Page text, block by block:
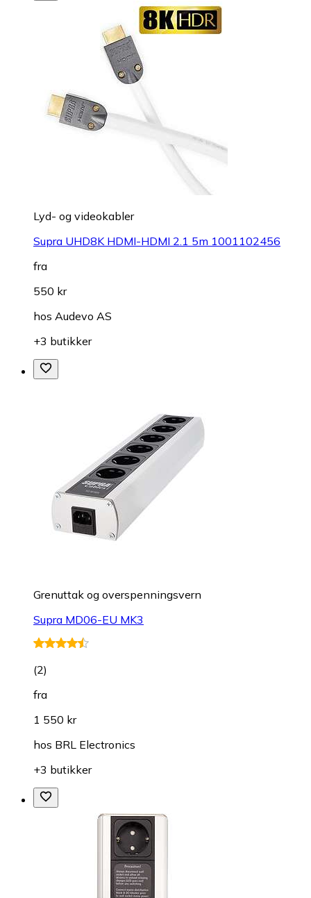
Lyd- og videokabler
Supra UHD8K HDMI-HDMI 2.1 5m 1001102456
fra
550 kr
hos Audevo AS
+3 butikker
Grenuttak og overspenningsvern
Supra MD06-EU MK3
(2)
fra
1 550 kr
hos BRL Electronics
+3 butikker